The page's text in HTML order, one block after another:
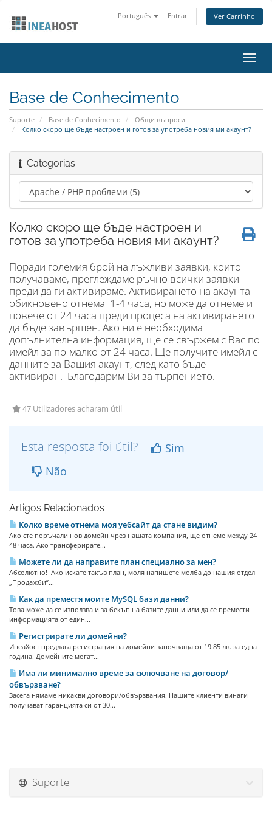
Português Entrar Ver Carrinho
Base de Conhecimento
Suporte Base de Conhecimento
Общи въпроси
Колко скоро ще бъде настроен и готов за употреба новия ми акаунт?
Categorias
Колко скоро ще бъде настроен и
готов за употреба новия ми акаунт?
Поради големия брой на лъжливи заявки, които
получаваме, преглеждаме ръчно всички заявки
преди да ги активираме. Активирането на акаунта
обикновено отнема 1-4 часа, но може да отнеме и
повече от 24 часа преди процеса на активирането
да бъде завършен. Ако ни е необходима
допълнителна информация, ще се свържем с Вас по
имейл за по-малко от 24 часа. Ще получите имейл с
данните за Вашия акаунт, след като бъде
активиран. Благодарим Ви за търпението.
47 Utilizadores acharam útil
Esta resposta foi útil?
Sim
Não
Artigos Relacionados
Колко време отнема моя уебсайт да стане видим?
Ако сте поръчали нов домейн чрез нашата компания, ще отнеме между 24-
48 часа. Ако трансферирате...
Можете ли да направите план специално за мен?
Абсолютно! Ако искате такъв план, моля напишете молба до нашия отдел
„Продажби”...
Как да преместя моите MySQL бази данни?
Това може да се използва и за бекъп на базите данни или да се премести
информацията от един...
Регистрирате ли домейни?
ИнеаХост предлага регистрация на домейни започваща от 19.85 лв. за една
година. Домейните могат...
Има ли минимално време за сключване на договор/
обвързване?
Засега нямаме никакви договори/обвързвания. Нашите клиенти винаги
получават гаранцията си от 30...
Suporte